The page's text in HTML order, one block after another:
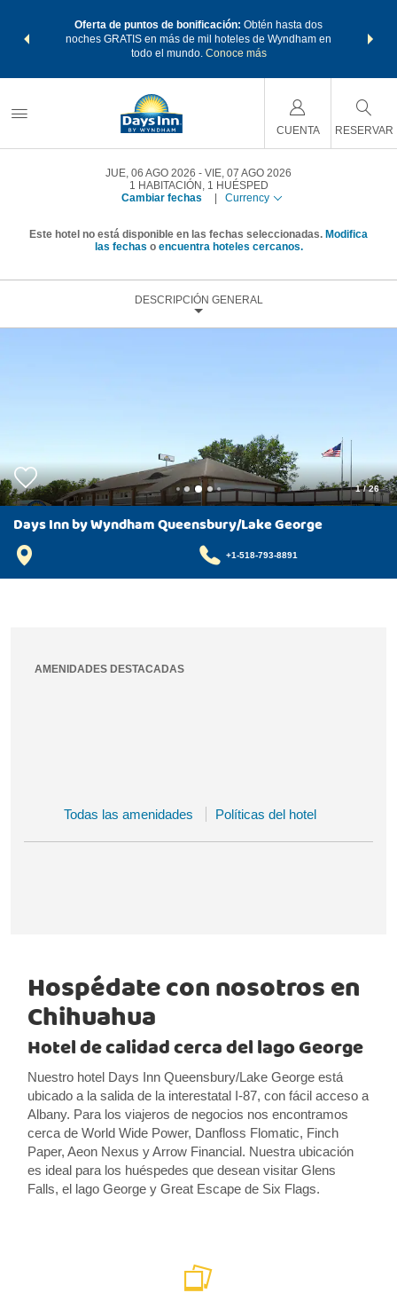
Oferta de puntos de bonificación:Obtén hasta dos
noches GRATIS en más de mil hoteles de Wyndham en
todo el mundo. Conoce más
de viaje
CUENTA RESERVAR
JUE, 06 AGO 2026
VIE, 07 AGO 2026
1 HABITACIÓN , 1 HUÉSPED
Cambiar fechas
Currency
Este hotel no está disponible en las fechas seleccionadas. Modifica
las fechas o encuentra hoteles cercanos.
DESCRIPCIÓN GENERAL
1/26
Days Inn by Wyndham Queensbury/Lake George
+1-518-793-8891
AMENIDADES DESTACADAS
Todas las amenidades Políticas del hotel
Hospédate con nosotros en
Chihuahua
Hotel de calidad cerca del lago George
Nuestro hotel Days Inn Queensbury/Lake George está
ubicado a la salida de la interestatal I-87, con fácil acceso a
Albany. Para los viajeros de negocios nos encontramos
cerca de World Wide Power, Danfloss Flomatic, Finch
Paper, Aeon Nexus y Arrow Financial. Nuestra ubicación
es ideal para los huéspedes que desean visitar Glens
Falls, el lago George y Great Escape de Six Flags.